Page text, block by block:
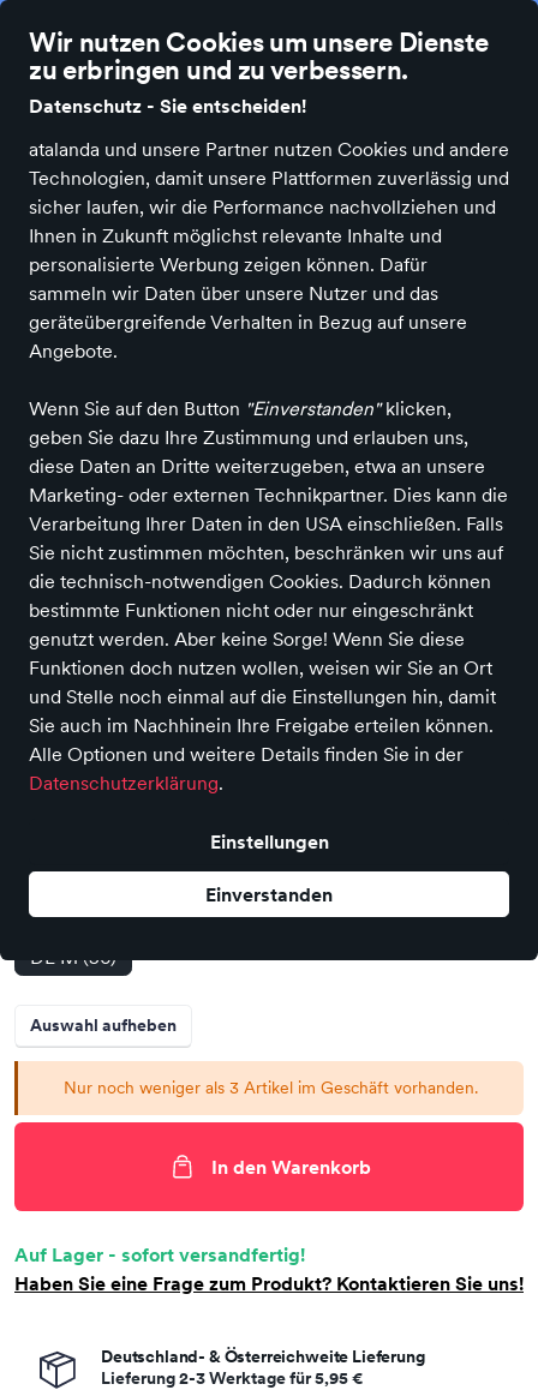
Wir nutzen Cookies um unsere Dienste
zu erbringen und zu verbessern.
Datenschutz - Sie entscheiden!
atalanda und unsere Partner nutzen Cookies und andere
Technologien, damit unsere Plattformen zuverlässig und
sicher laufen, wir die Performance nachvollziehen und
Ihnen in Zukunft möglichst relevante Inhalte und
personalisierte Werbung zeigen können. Dafür
sammeln wir Daten über unsere Nutzer und das
geräteübergreifende Verhalten in Bezug auf unsere
Angebote.
Wenn Sie auf den Button "Einverstanden"klicken,
geben Sie dazu Ihre Zustimmung und erlauben uns,
diese Daten an Dritte weiterzugeben, etwa an unsere
Marketing- oder externen Technikpartner. Dies kann die
Verarbeitung Ihrer Daten in den USA einschließen. Falls
Sie nicht zustimmen möchten, beschränken wir uns auf
die technisch-notwendigen Cookies. Dadurch können
bestimmte Funktionen nicht oder nur eingeschränkt
genutzt werden. Aber keine Sorge! Wenn Sie diese
Funktionen doch nutzen wollen, weisen wir Sie an Ort
und Stelle noch einmal auf die Einstellungen hin, damit
Sie auch im Nachhinein Ihre Freigabe erteilen können.
Alle Optionen und weitere Details finden Sie in der
Datenschutzerklärung.
Einstellungen
Einverstanden
Alle Kategorien Neuheiten Angebote Bücher & Medien
Martini Sportswear
Damen Short Alpmate mosstone
Preis
119,90 € inkl. MwSt.,
Größe
DE M (50)
Auswahl aufheben
Nur noch weniger als 3 Artikel im Geschäft vorhanden.
In den Warenkorb
Auf Lager - sofort versandfertig!
Haben Sie eine Frage zum Produkt? Kontaktieren Sie uns!
Deutschland- & Österreichweite Lieferung
Lieferung 2-3 Werktage für5,95 €